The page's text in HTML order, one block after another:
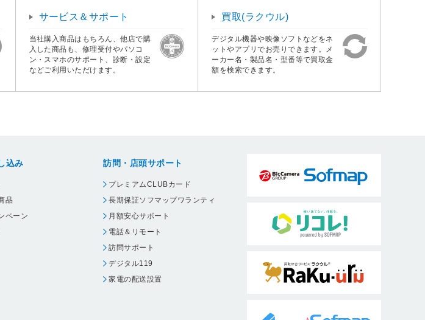
サービス＆サポート
当社購入商品はもちろん、他店で購
入した商品も、修理受付やパソコ
ン・スマホのサポート、診断・設定
などご利用いただけます。
買取(ラクウル)
デジタル機器や映像ソフトなどをネ
ットやアプリでお売りできます。メ
ーカー名・製品名・型番等で買取金
額を検索できます。
込み
品
ペーン
訪問・店頭サポート
プレミアムCLUBカード
長期保証ソフマップワランティ
月額安心サポート
電話＆リモート
訪問サポート
デジタル119
家電の配送設置